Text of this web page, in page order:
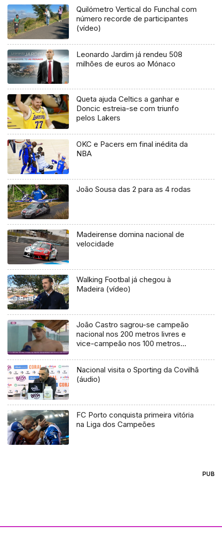
Quilómetro Vertical do Funchal com
número recorde de participantes
(vídeo)
Leonardo Jardim já rendeu 508
milhões de euros ao Mónaco
Queta ajuda Celtics a ganhar e
Doncic estreia-se com triunfo
pelos Lakers
OKC e Pacers em final inédita da
NBA
João Sousa das 2 para as 4 rodas
Madeirense domina nacional de
velocidade
Walking Footbal já chegou à
Madeira (vídeo)
João Castro sagrou-se campeão
nacional nos 200 metros livres e
vice-campeão nos 100 metros
Nacional visita o Sporting da Covilhã
(áudio)
FC Porto conquista primeira vitória
na Liga dos Campeões
PUB